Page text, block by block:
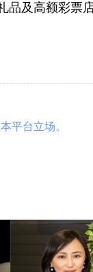
品及高额彩票
平台立场。